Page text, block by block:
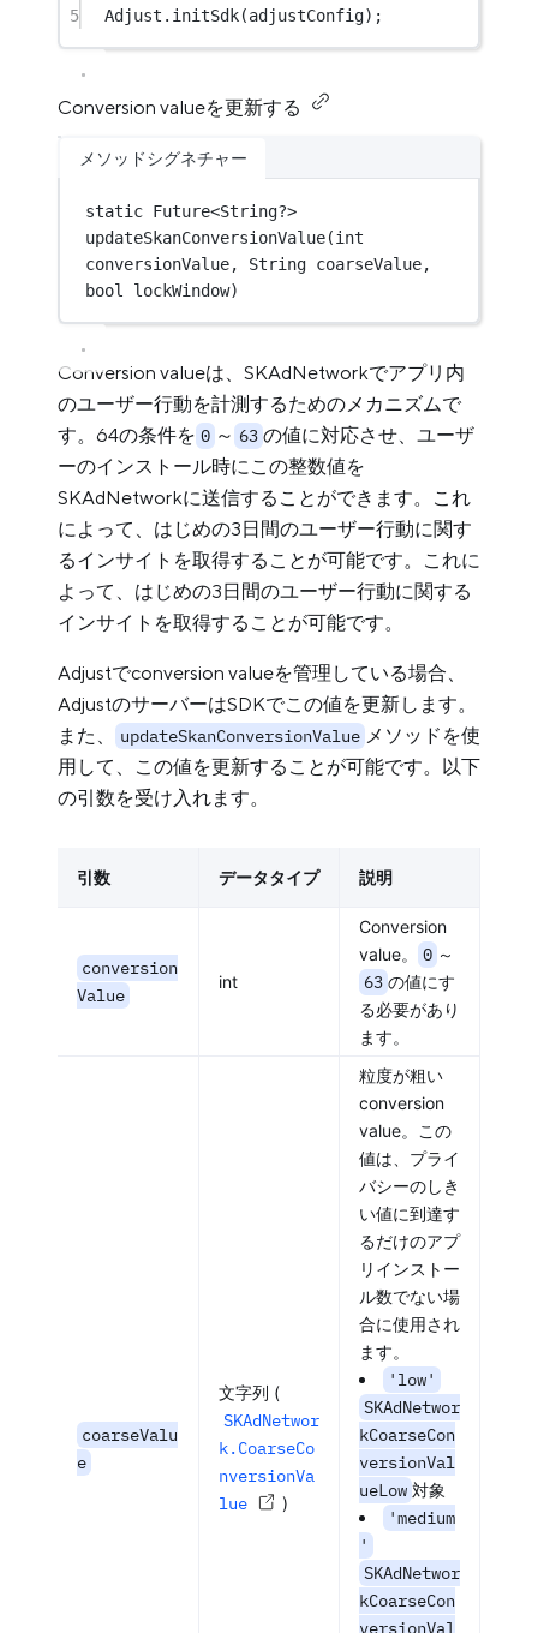
5
Adjust . initSdk(adjustConfig);
Conversion valueを更新する
メソッドシグネチャー
static Future<String
updateSkanConversionValue(int
conversionValue, String
bool
lockWindow)
Conversion valueは、SKAdNetworkでアプリ内
のユーザー行動を計測するためのメカニズムで
す。64の条件を 0 ～ 63 の値に対応させ、ユーザ
ーのインストール時にこの整数値を
SKAdNetworkに送信することができます。これ
によって、はじめの3日間のユーザー行動に関す
るインサイトを取得することが可能です。これに
よって、はじめの3日間のユーザー行動に関する
インサイトを取得することが可能です。
Adjustでconversion valueを管理している場合、
AdjustのサーバーはSDKでこの値を更新します。
また、
updateSkanConversionValue メソッドを使
用して、この値を更新することが可能です。以下
の引数を受け入れます。
引数 データタイプ 説明
conversion
Value
int
Conversion
value。
0 ～
63 の値にす
る必要があり
ます。
coarseValu
e
文字列 (
SKAdNetwor
k.CoarseCo
nversionVa
lue
)
粒度が粗い
conversion
value。この
値は、プライ
バシーのしき
い値に到達す
るだけのアプ
リインストー
ル数でない場
合に使用され
ます。
'low'
SKAdNetwor
kCoarseCon
versionVal
ueLow 対象
'medium
'
SKAdNetwor
kCoarseCon
versionVal